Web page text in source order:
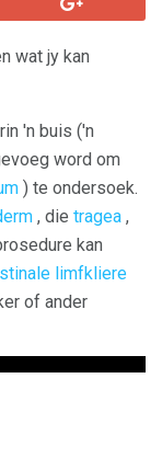
wat jy kan
'n buis ('n
word om
) te ondersoek.
, die tragea ,
kan
limfkliere
of ander